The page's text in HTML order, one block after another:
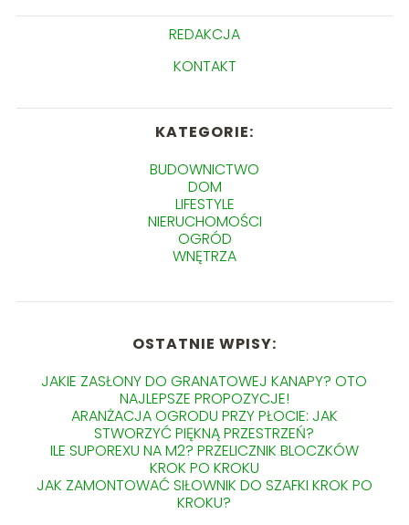
REDAKCJA
KONTAKT
KATEGORIE:
BUDOWNICTWO
DOM
LIFESTYLE
NIERUCHOMOŚCI
OGRÓD
WNĘTRZA
OSTATNIE WPISY:
JAKIE ZASŁONY DO GRANATOWEJ KANAPY? OTO
NAJLEPSZE PROPOZYCJE!
ARANŻACJA OGRODU PRZY PŁOCIE: JAK
STWORZYĆ PIĘKNĄ PRZESTRZEŃ?
ILE SUPOREXU NA M2? PRZELICZNIK BLOCZKÓW
KROK PO KROKU
JAK ZAMONTOWAĆ SIŁOWNIK DO SZAFKI KROK PO
KROKU?